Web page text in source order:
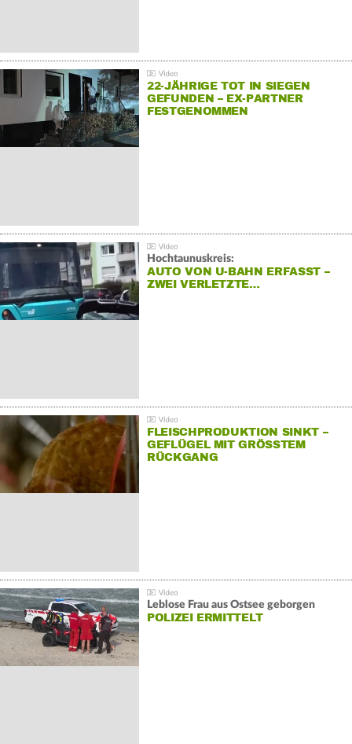
22-JÄHRIGE TOT IN SIEGEN
GEFUNDEN – EX-PARTNER
FESTGENOMMEN
Hochtaunuskreis:
AUTO VON U-BAHN ERFASST –
ZWEI VERLETZTE…
FLEISCHPRODUKTION SINKT –
GEFLÜGEL MIT GRÖSSTEM R
ÜCKGANG
Leblose Frau aus Ostsee geborgen
POLIZEI ERMITTELT